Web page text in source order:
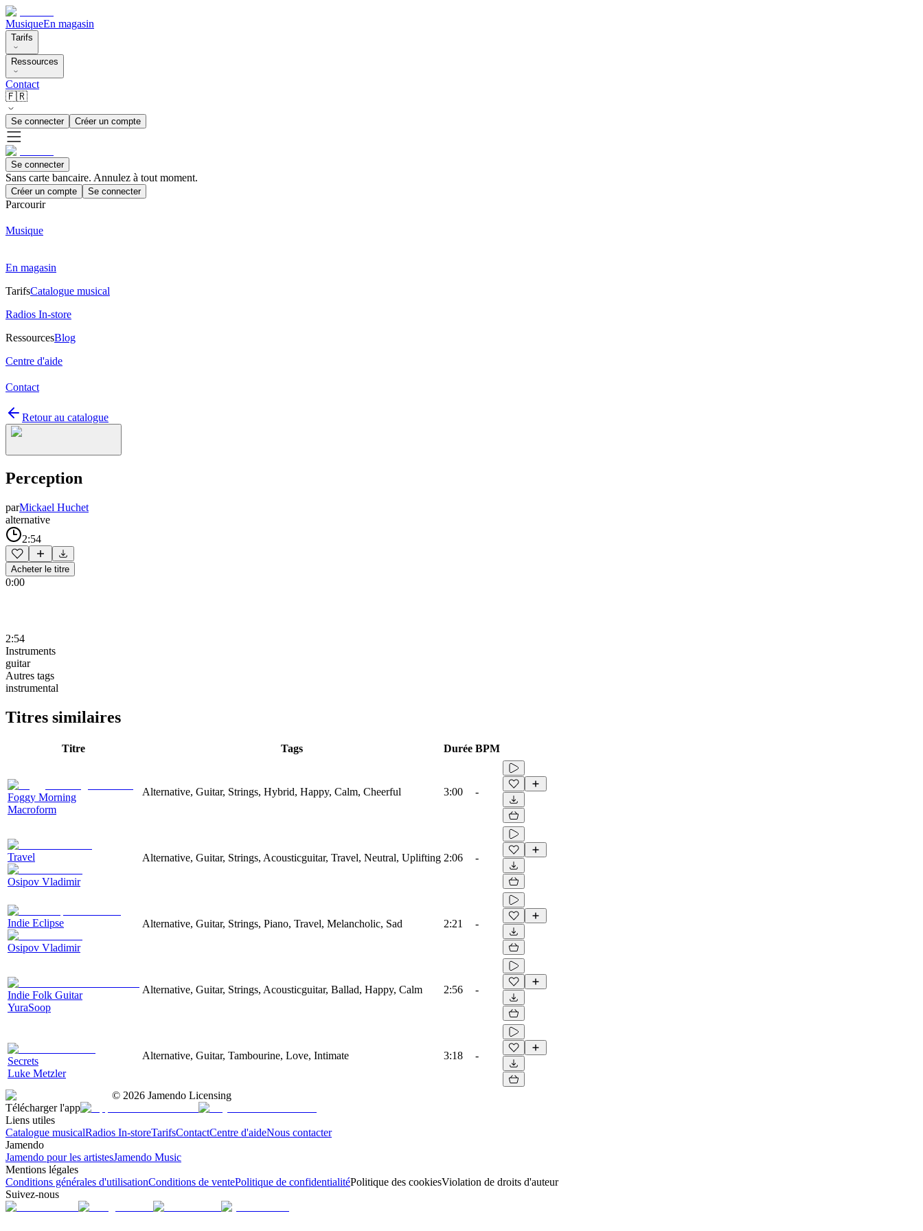
MusiqueEn magasin
Tarifs
Ressources
Contact
🇫🇷
Se connecter Créer un compte
Se connecter
Sans carte bancaire. Annulez à tout moment.
Créer un compte Se connecter
Parcourir
Musique
En magasin
TarifsCatalogue musical
Radios In-store
RessourcesBlog
Centre d'aide
Contact
Retour au catalogue
Perception
parMickael Huchet
alternative
2:54
Acheter le titre
0:00
2:54
Instruments
guitar
Autres tags
instrumental
Titres similaires
Titre Tags Durée BPM
Foggy Morning
Macroform
Alternative, Guitar, Strings, Hybrid, Happy, Calm, Cheerful 3:00 -
Travel
Osipov Vladimir
Alternative, Guitar, Strings, Acousticguitar, Travel, Neutral, Uplifting 2:06 -
Indie Eclipse
Osipov Vladimir
Alternative, Guitar, Strings, Piano, Travel, Melancholic, Sad 2:21 -
Indie Folk Guitar
YuraSoop
Alternative, Guitar, Strings, Acousticguitar, Ballad, Happy, Calm 2:56 -
Secrets
Luke Metzler
Alternative, Guitar, Tambourine, Love, Intimate 3:18 -
© 2026 Jamendo Licensing
Télécharger l'app
Liens utiles
Catalogue musicalRadios In-storeTarifsContactCentre d'aideNous contacter
Jamendo
Jamendo pour les artistesJamendo Music
Mentions légales
Conditions générales d'utilisationConditions de ventePolitique de confidentialitéPolitique des cookiesViolation de droits d'auteur
Suivez-nous